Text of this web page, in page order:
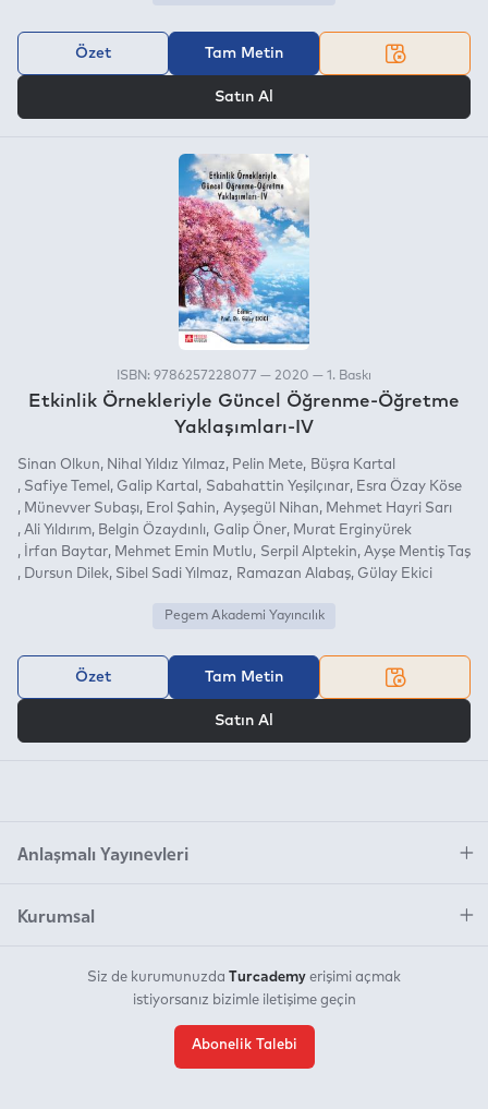
Özet Tam Metin
Satın Al
ISBN: 9786257228077 — 2020 — 1. Baskı
Etkinlik Örnekleriyle Güncel Öğrenme-Öğretme
Yaklaşımları-IV
Sinan Olkun Nihal Yıldız Yılmaz Pelin Mete
Büşra Kartal
Safiye Temel
Galip Kartal Sabahattin Yeşilçınar
Esra Özay Köse
Münevver Subaşı
Erol Şahin Ayşegül Nihan
Mehmet Hayri Sarı
Ali Yıldırım
Belgin Özaydınlı Galip Öner
Murat Erginyürek
İrfan Baytar
Mehmet Emin Mutlu Serpil Alptekin Ayşe Mentiş Taş
Dursun Dilek Sibel Sadi Yılmaz Ramazan Alabaş Gülay Ekici
Pegem Akademi Yayıncılık
Özet Tam Metin
Satın Al
Anlaşmalı Yayınevleri
Kurumsal
Siz de kurumunuzda Turcademy erişimi açmak
istiyorsanız bizimle iletişime geçin
Abonelik Talebi